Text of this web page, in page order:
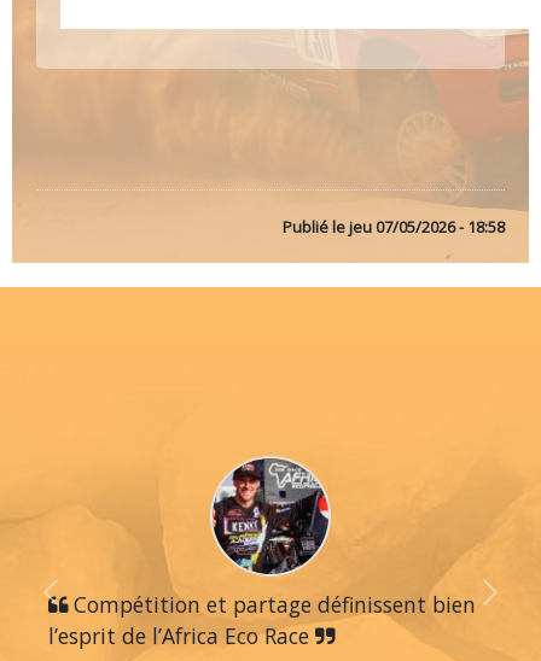
Publié lejeu 07/05/2026 - 18:58
Compétition et partage définissent bien
l’esprit de l’Africa Eco Race
Previous Next